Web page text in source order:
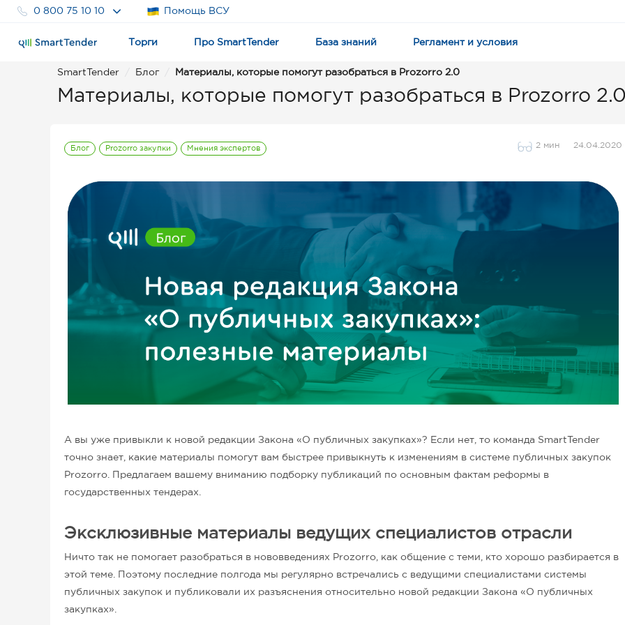
0 800 75 10 10 Помощь ВСУ
Торги Про SmartTender База знаний Регламент и условия
SmartTender Блог Материалы, которые помогут разобраться в Prozorro 2.0
Материалы, которые помогут разобраться в Prozorro 2.0
Блог Prozorro закупки Мнения экспертов 2 мин 24.04.2020
А вы уже привыкли к новой редакции Закона «О публичных закупках»? Если нет, то команда SmartTender
точно знает, какие материалы помогут вам быстрее привыкнуть к изменениям в системе публичных закупок
Prozorro. Предлагаем вашему вниманию подборку публикаций по основным фактам реформы в
государственных тендерах.
Эксклюзивные материалы ведущих специалистов отрасли
Ничто так не помогает разобраться в нововведениях Prozorro, как общение с теми, кто хорошо разбирается в
этой теме. Поэтому последние полгода мы регулярно встречались с ведущими специалистами системы
публичных закупок и публиковали их разъяснения относительно новой редакции Закона «О публичных
закупках».